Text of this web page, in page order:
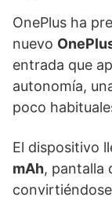
OnePlus ha
nuevo
entrada que
autonomía,
poco
El dispositivo
mAh, pantalla